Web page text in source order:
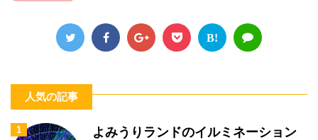
B!
人気の記事
1
よみうりランドのイルミネーション